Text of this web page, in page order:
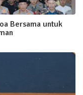
Bersama untuk